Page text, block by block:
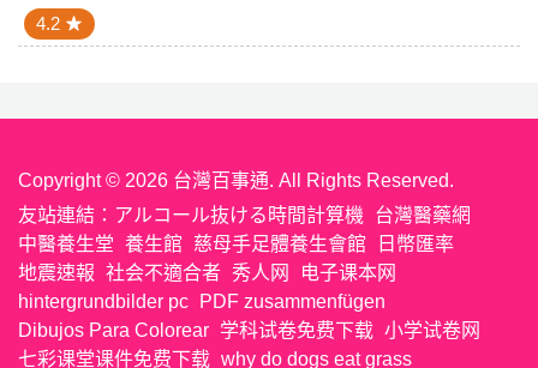
4.2
Copyright © 2026 台灣百事通. All Rights Reserved.
友站連結： アルコール抜ける時間計算機
台灣醫藥網
中醫養生堂 養生館 慈母手足體養生會館
日幣匯率
地震速報 社会不適合者 秀人网
电子课本网
hintergrundbilder pc
PDF zusammenfügen
Dibujos Para Colorear 学科试卷免费下载 小学试卷网
七彩课堂课件免费下载 why do dogs eat grass